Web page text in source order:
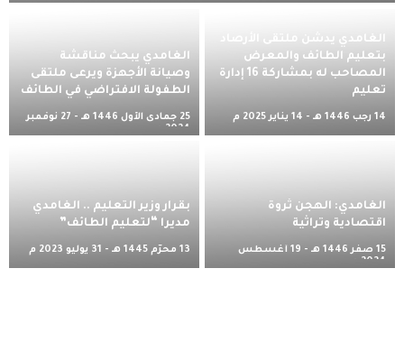
الغامدي يدشن ملتقى الأرصاد
بتعليم الطائف والمعرض
المصاحب له بمشاركة 16 إدارة
تعليم
14 رجب 1446 هـ - 14 يناير 2025 م
الغامدي يبحث مناقشة
وصيانة الأجهزة ويرعى ملتقى
الطفولة الافتراضي في الطائف
25 جمادى الأول 1446 هـ - 27 نوفمبر
2024 م
الغامدي: الهجن ثروة
اقتصادية وتراثية
15 صفر 1446 هـ - 19 أغسطس
2024 م
بقرار وزير التعليم .. الغامدي
مديرا “لتعليم الطائف”
13 محرّم 1445 هـ - 31 يوليو 2023 م